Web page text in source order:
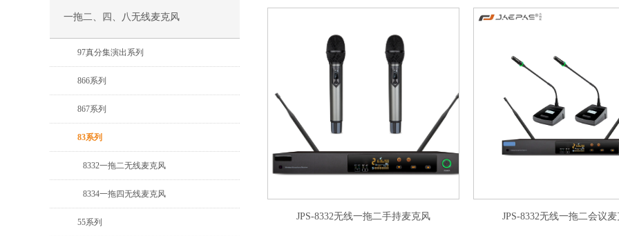
一拖二、四、八无线麦克风
97真分集演出系列
866系列
867系列
83系列
8332一拖二无线麦克风
8334一拖四无线麦克风
55系列
JPS-8332无线一拖二手持麦克风 JPS-8332无线一拖二会议